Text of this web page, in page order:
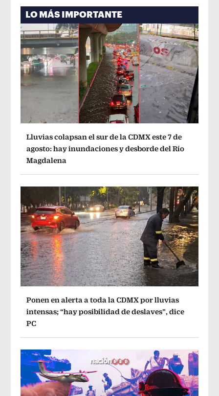
LO MÁS IMPORTANTE
Lluvias colapsan el sur de la CDMX este 7 de
agosto: hay inundaciones y desborde del Río
Magdalena
Ponen en alerta a toda la CDMX por lluvias
intensas; “hay posibilidad de deslaves”, dice
PC